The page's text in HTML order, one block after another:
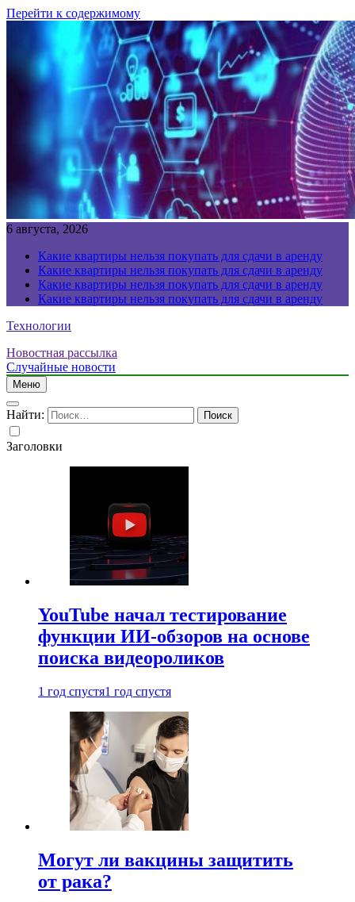
Перейти к содержимому
6 августа, 2026
Какие квартиры нельзя покупать для сдачи в аренду
Какие квартиры нельзя покупать для сдачи в аренду
Какие квартиры нельзя покупать для сдачи в аренду
Какие квартиры нельзя покупать для сдачи в аренду
Технологии
Новостная рассылка
Случайные новости
Меню
Найти:
Заголовки
YouTube начал тестирование
функции ИИ-обзоров на основе
поиска видеороликов
1 год спустя1 год спустя
Могут ли вакцины защитить
от рака?